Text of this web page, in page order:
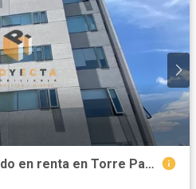
Departamento amueblado en renta en Torre Panorama Altozano